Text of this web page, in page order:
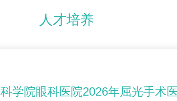
人才培养
学院眼科医院2026年屈光手术